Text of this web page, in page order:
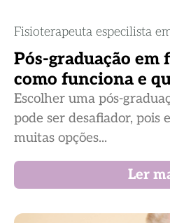
Fisioterapeuta especilista
Pós-graduação em
como funciona e
Escolher uma pós-
pode ser desafiador, pois
muitas opções...
Ler